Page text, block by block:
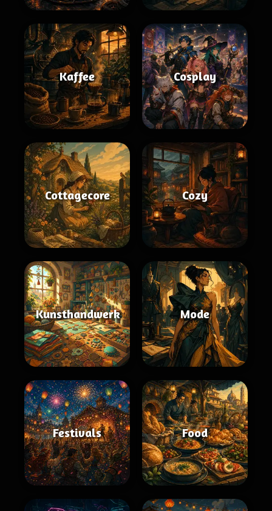
Kaffee Cosplay
Cottagecore Cozy
Kunsthandwerk Mode
Festivals Food